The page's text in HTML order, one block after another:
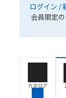
ログイン /
会員限定
カタログ